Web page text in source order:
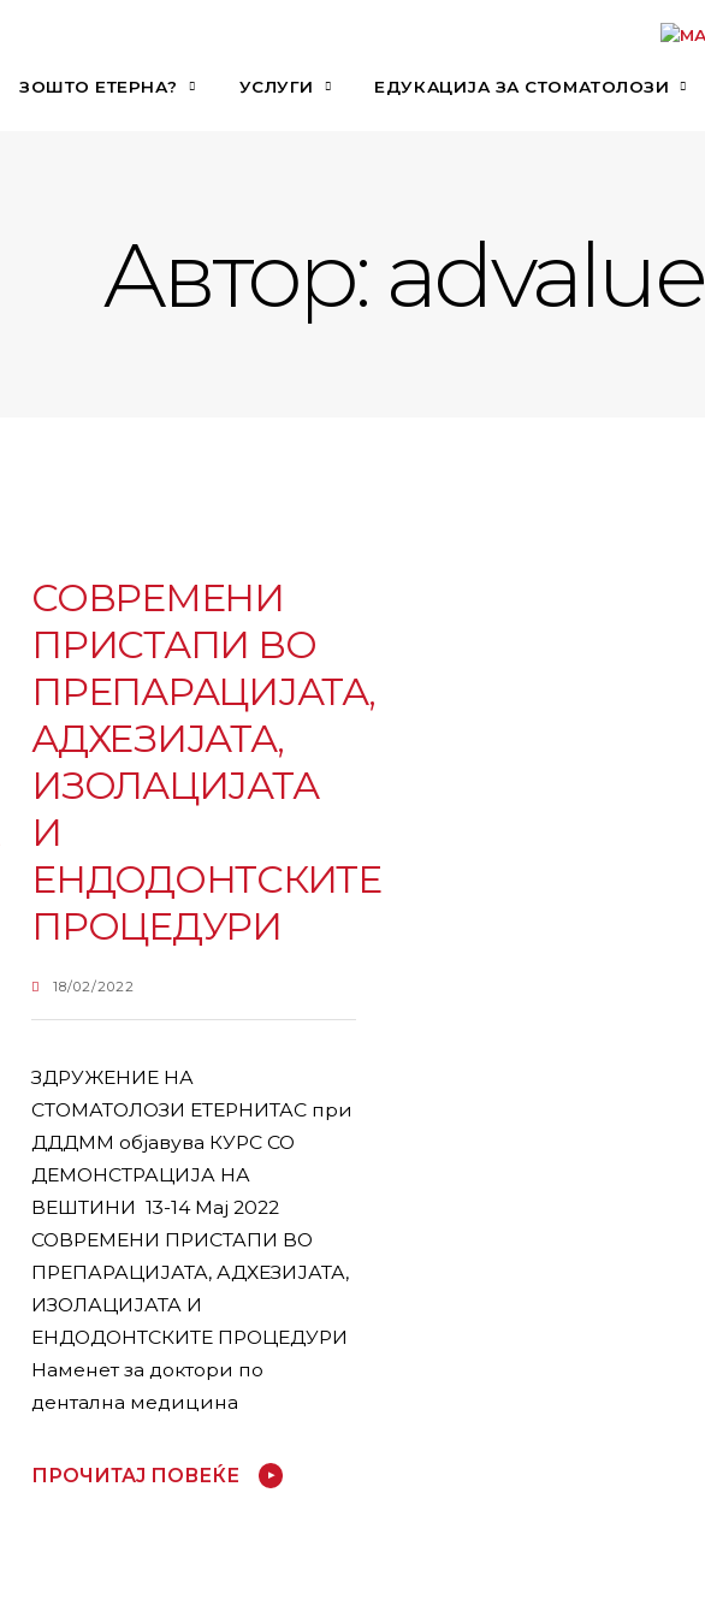
ЗОШТО ЕТЕРНА? УСЛУГИ ЕДУКАЦИЈА ЗА СТОМАТОЛОЗИ
Автор: advalue
СОВРЕМЕНИ
ПРИСТАПИ ВО
ПРЕПАРАЦИЈАТА,
АДХЕЗИЈАТА,
ИЗОЛАЦИЈАТА
И
ЕНДОДОНТСКИТЕ
ПРОЦЕДУРИ
18/02/2022
ЗДРУЖЕНИЕ НА
СТОМАТОЛОЗИ ЕТЕРНИТАС при
ДДДММ објавува КУРС СО
ДЕМОНСТРАЦИЈА НА
ВЕШТИНИ 13-14 Мај 2022
СОВРЕМЕНИ ПРИСТАПИ ВО
ПРЕПАРАЦИЈАТА, АДХЕЗИЈАТА,
ИЗОЛАЦИЈАТА И
ЕНДОДОНТСКИТЕ ПРОЦЕДУРИ
Наменет за доктори по
дентална медицина
ПРОЧИТАЈ ПОВЕЌЕ